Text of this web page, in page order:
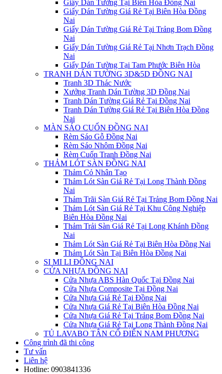
Giấy Dán Tường Tại Biên Hòa Đồng Nai
Giấy Dán Tường Giá Rẻ Tại Biên Hòa Đồng
Nai
Giấy Dán Tường Giá Rẻ Tại Trảng Bom Đồng
Nai
Giấy Dán Tường Giá Rẻ Tại Nhơn Trạch Đồng
Nai
Giấy Dán Tường Tại Tam Phước Biên Hòa
TRANH DÁN TƯỜNG 3D&5D ĐỒNG NAI
Tranh 3D Thác Nước
Xưởng Tranh Dán Tường 3D Đồng Nai
Tranh Dán Tường Giá Rẻ Tại Đồng Nai
Tranh Dán Tường Giá Rẻ Tại Biên Hòa Đồng
Nai
MÀN SÁO CUỐN ĐỒNG NAI
Rèm Sáo Gỗ Đồng Nai
Rèm Sáo Nhôm Đồng Nai
Rèm Cuốn Tranh Đồng Nai
THẢM LÓT SÀN ĐỒNG NAI
Thảm Cỏ Nhân Tạo
Thảm Lót Sàn Giá Rẻ Tại Long Thành Đồng
Nai
Thảm Trãi Sàn Giá Rẻ Tại Trảng Bom Đồng Nai
Thảm Lót Sàn Giá Rẻ Tại Khu Công Nghiệp
Biên Hòa Đồng Nai
Thảm Trải Sàn Giá Rẻ Tại Long Khánh Đồng
Nai
Thảm Lót Sàn Giá Rẻ Tại Biên Hòa Đồng Nai
Thảm Lót Sàn Tại Biên Hòa Đồng Nai
SI MI LI ĐỒNG NAI
CỬA NHỰA ĐỒNG NAI
Cửa Nhựa ABS Hàn Quốc Tại Đồng Nai
Cửa Nhựa Composite Tại Đồng Nai
Cửa Nhựa Giá Rẻ Tại Đồng Nai
Cửa Nhựa Giá Rẻ Tại Biên Hòa Đồng Nai
Cửa Nhựa Giá Rẻ Tại Trảng Bom Đồng Nai
Cửa Nhựa Giá Rẻ Tại Long Thành Đồng Nai
TỦ LAVABO TÂN CỔ ĐIỂN NAM PHƯƠNG
Công trình đã thi công
Tư vấn
Liên hệ
Hotline: 0903841336